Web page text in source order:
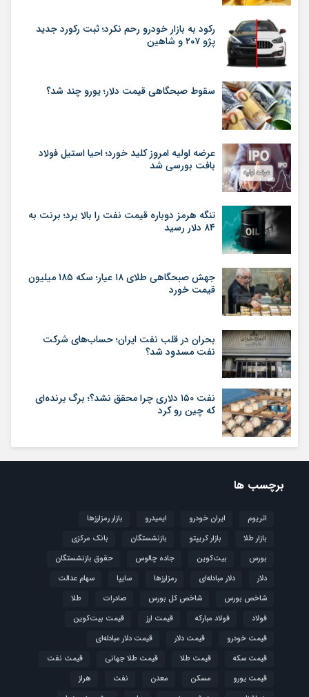
رکود به بازار خودرو رحم نکرد؛ ثبت رکورد جدید
پژو ۲۰۷ و شاهین
سقوط صبحگاهی قیمت دلار؛ یورو چند شد؟
عرضه اولیه امروز کلید خورد؛ احیا استیل فولاد
بافت بورسی شد
تنگه هرمز دوباره قیمت نفت را بالا برد؛ برنت به
۸۴ دلار رسید
جهش صبحگاهی طلای ۱۸ عیار؛ سکه ۱۸۵ میلیون
قیمت خورد
بحران در قلب نفت ایران؛ حساب‌های شرکت
نفت مسدود شد؟
نفت ۱۵۰ دلاری چرا محقق نشد؟؛ برگ برنده‌ای
که چین رو کرد
برچسب ها
اتریوم ایران خودرو ایمیدرو
بازار رمزارزها
بازار طلا
بازار کریپتو بازنشستگان
بانک مرکزی
بورس
بیت‌کوین جاده چالوس
حقوق بازنشستگان
دلار
دلار مبادله‌ای رمزارزها سایپا
سهام عدالت
شاخص بورس
شاخص کل بورس صادرات
طلا
فولاد
فولاد مبارکه قیمت ارز
قیمت بیت‌کوین
قیمت خودرو
قیمت دلار
قیمت دلار مبادله‌ای
قیمت سکه
قیمت طلا قیمت طلا جهانی
قیمت نفت
قیمت یورو
مسکن معدن نفت
هراز